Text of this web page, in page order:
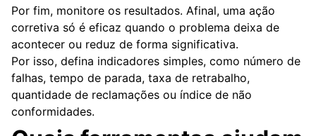
Por fim, monitore os resultados. Afinal, uma ação
corretiva só é eficaz quando o problema deixa de
acontecer ou reduz de forma significativa.
Por isso, defina indicadores simples, como número de
falhas, tempo de parada, taxa de retrabalho,
quantidade de reclamações ou índice de não
conformidades.